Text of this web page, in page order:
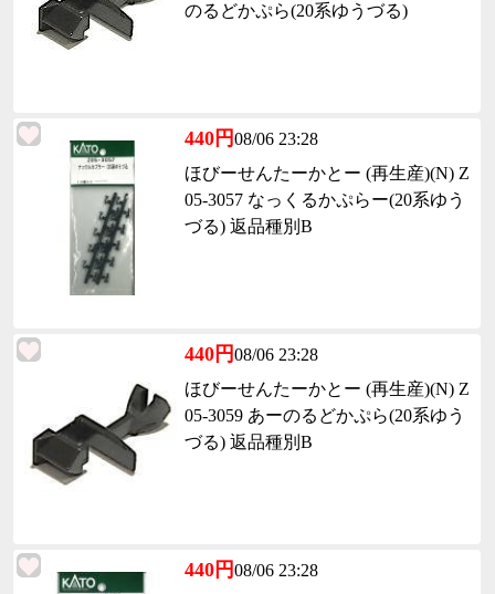
のるどかぷら(20系ゆうづる)
440円08/06 23:28
ほびーせんたーかとー (再生産)(N) Z
05-3057 なっくるかぷらー(20系ゆう
づる) 返品種別B
440円08/06 23:28
ほびーせんたーかとー (再生産)(N) Z
05-3059 あーのるどかぷら(20系ゆう
づる) 返品種別B
440円08/06 23:28